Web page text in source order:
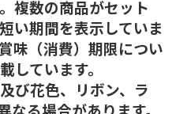
複数の商品がセット
い期間を表示していま
味（消費）期限につい
しています。
び花色、リボン、ラ
る場合があります。